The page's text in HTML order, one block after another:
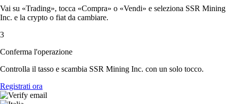
Vai su «Trading», tocca «Compra» o «Vendi» e seleziona SSR Mining
Inc. e la crypto o fiat da cambiare.
3
Conferma l'operazione
Controlla il tasso e scambia SSR Mining Inc. con un solo tocco.
Registrati ora